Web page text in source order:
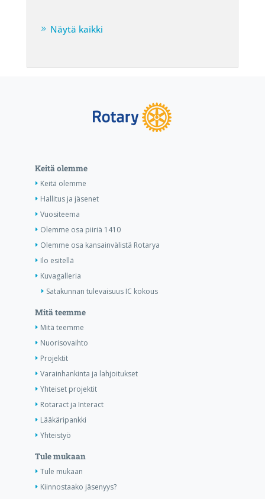
Näytä kaikki
Keitä olemme
Keitä olemme
Hallitus ja jäsenet
Vuositeema
Olemme osa piiriä 1410
Olemme osa kansainvälistä Rotarya
Ilo esitellä
Kuvagalleria
Satakunnan tulevaisuus IC kokous
Mitä teemme
Mitä teemme
Nuorisovaihto
Projektit
Varainhankinta ja lahjoitukset
Yhteiset projektit
Rotaract ja Interact
Lääkäripankki
Yhteistyö
Tule mukaan
Tule mukaan
Kiinnostaako jäsenyys?